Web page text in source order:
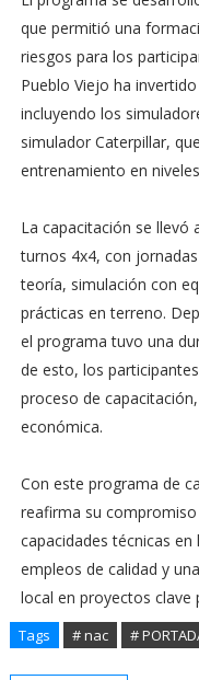
que permitió una
riesgos para los
Pueblo Viejo ha
incluyendo los
simulador Caterpillar,
entrenamiento en
La capacitación se llevó
turnos 4x4, con
teoría, simulación con
prácticas en terreno.
el programa tuvo una
de esto, los
proceso de
económica.
Con este programa de
reafirma su
capacidades técnicas
empleos de calidad y
local en proyectos clave
Tags # nac #